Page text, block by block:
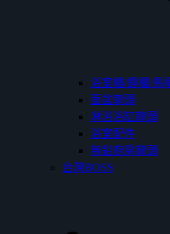
浴室櫃/鏡櫃/馬
面盆龍頭
淋浴浴缸龍頭
浴室配件
無鉛廚房龍頭
台灣BOSS